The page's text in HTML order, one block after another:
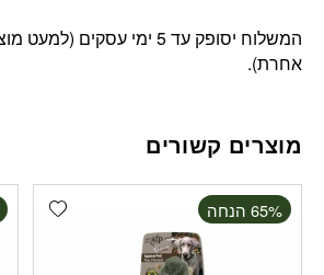
המשלוח יסופק עד 5 ימי עסקים
אחרת).
מוצרים קשורים
wishlist ‫65% הנחה